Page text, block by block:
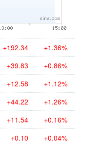
+190.54 +1.35%
+39.28 +0.84%
+12.54 +1.12%
+43.32 +1.23%
+11.53 +0.16%
+0.10 +0.04%